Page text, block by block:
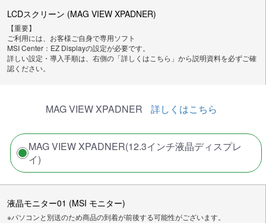
LCDスクリーン (MAG VIEW XPADNER)
【重要】
ご利用には、お客様ご自身で専用ソフト
MSI Center：EZ Displayの設定が必要です。
詳しい設定・導入手順は、右側の「詳しくはこちら」から説明資料を必ずご確
認ください。
MAG VIEW XPADNER 詳しくはこちら
MAG VIEW XPADNER(12.3インチ液晶ディスプレ
イ)
液晶モニター01 (MSI モニター)
※パソコンと別送のため商品の到着が前後する可能性がございます。